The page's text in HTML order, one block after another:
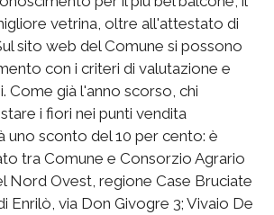
vetrina, oltre all'attestato di
sito web del Comune si possono
con i criteri di valutazione e
Come già l'anno scorso, chi
i fiori nei punti vendita
uno sconto del 10 per cento: è
tra Comune e Consorzio Agrario
Nord Ovest, regione Case Bruciate
Enrilò, via Don Givogre 3; Vivaio De